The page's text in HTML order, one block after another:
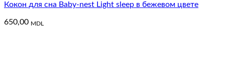
Кокон для сна Baby-nest Light sleep в бежевом цвете
650,00 MDL